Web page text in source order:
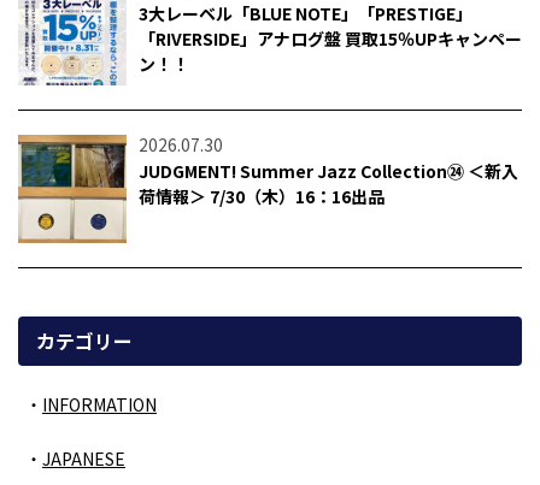
3大レーベル「BLUE NOTE」「PRESTIGE」
「RIVERSIDE」アナログ盤 買取15％UPキャンペー
ン！！
2026.07.30
JUDGMENT! Summer Jazz Collection㉔ ＜新入
荷情報＞ 7/30（木）16：16出品
カテゴリー
INFORMATION
JAPANESE